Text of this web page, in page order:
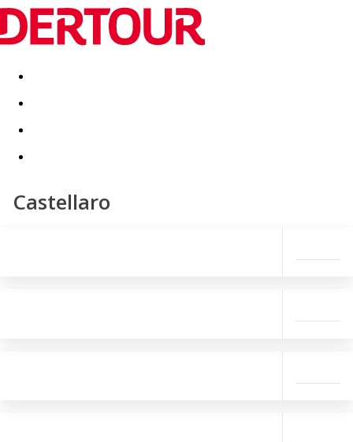
Destinatii Vacanta perfecta OFERTE DE NERATAT
Castellaro